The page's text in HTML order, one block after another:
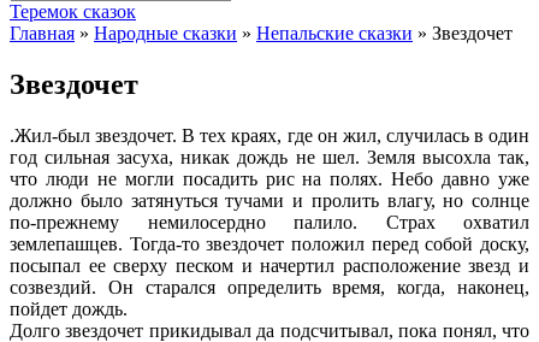
Теремок сказок
Главная » Народные сказки » Непальские сказки » Звездочет
Звездочет
.Жил-был звездочет. В тех краях, где он жил, случилась в один
год сильная засуха, никак дождь не шел. Земля высохла так,
что люди не могли посадить рис на полях. Небо давно уже
должно было затянуться тучами и пролить влагу, но солнце
по-прежнему немилосердно палило. Страх охватил
землепашцев. Тогда-то звездочет положил перед собой доску,
посыпал ее сверху песком и начертил расположение звезд и
созвездий. Он старался определить время, когда, наконец,
пойдет дождь.
Долго звездочет прикидывал да подсчитывал, пока понял, что